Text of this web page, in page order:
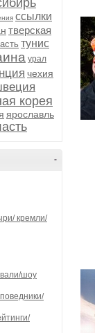
ссылки
тверская
тунис
урал
чехия
корея
ярославль
-
кремли/
шоу